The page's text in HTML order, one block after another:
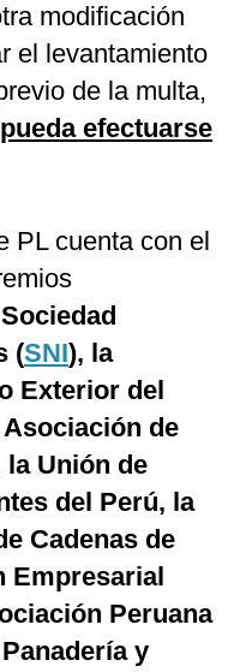
modificación
el levantamiento
de la multa,
efectuarse
PL cuenta con el
Sociedad
(SNI), la
Exterior del
de
Unión de
del Perú, la
Cadenas de
Empresarial
Peruana
y